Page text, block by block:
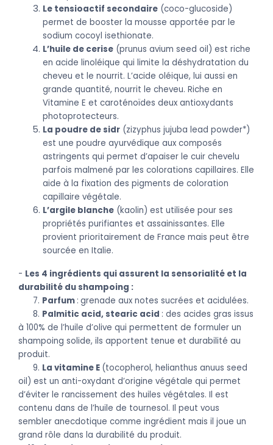
Le tensioactif secondaire (coco-glucoside)
permet de booster la mousse apportée par le
sodium cocoyl isethionate.
L’huile de cerise (prunus avium seed oil) est riche
en acide linoléique qui limite la déshydratation du
cheveu et le nourrit. L’acide oléique, lui aussi en
grande quantité, nourrit le cheveu. Riche en
Vitamine E et caroténoïdes deux antioxydants
photoprotecteurs.
La poudre de sidr (zizyphus jujuba lead powder*)
est une poudre ayurvédique aux composés
astringents qui permet d’apaiser le cuir chevelu
parfois malmené par les colorations capillaires. Elle
aide à la fixation des pigments de coloration
capillaire végétale.
L’argile blanche (kaolin) est utilisée pour ses
propriétés purifiantes et assainissantes. Elle
provient prioritairement de France mais peut être
sourcée en Italie.
- Les 4 ingrédients qui assurent la sensorialité et la
durabilité du shampoing :
7. Parfum : grenade aux notes sucrées et acidulées.
8. Palmitic acid, stearic acid : des acides gras issus
à 100% de l’huile d’olive qui permettent de formuler un
shampoing solide, ils apportent tenue et durabilité au
produit.
9. La vitamine E (tocopherol, helianthus anuus seed
oil) est un anti-oxydant d’origine végétale qui permet
d’éviter le rancissement des huiles végétales. Il est
contenu dans de l’huile de tournesol. Il peut vous
sembler anecdotique comme ingrédient mais il joue un
grand rôle dans la durabilité du produit.